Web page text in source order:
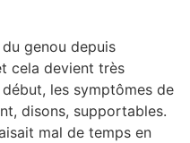
genou depuis
cela devient très
les symptômes de
disons, supportables.
mal de temps en